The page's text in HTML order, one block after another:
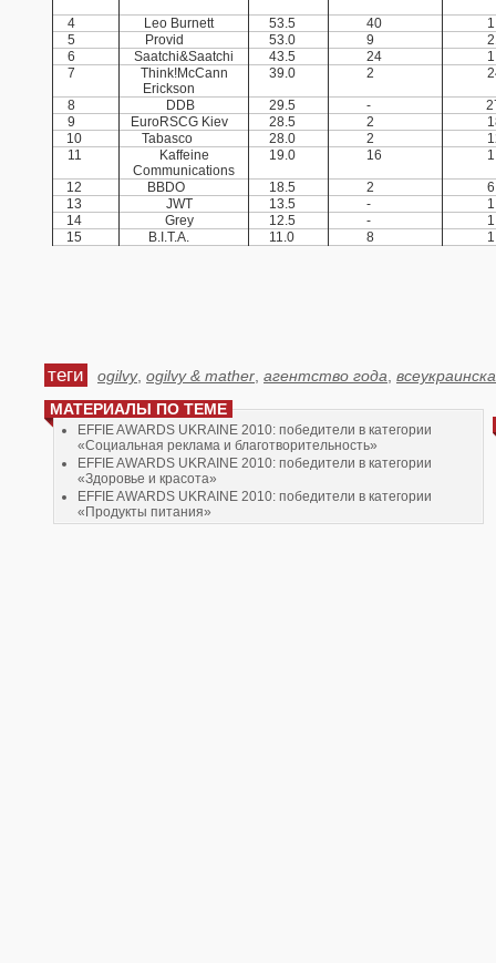
4 Leo Burnett 53.5 40
5
Provid 53.0 9
6
Saatchi&Saatchi 43.5 24
7
Think!McCann
Erickson
39.0 2
8 DDB 29.5 -
9
EuroRSCG Kiev 28.5 2
10
Tabasco 28.0 2
11
Kaffeine
Communications
19.0 16
12 BBDO 18.5 2
13
JWT 13.5 -
14
Grey 12.5 -
15
B.I.T.A. 11.0 8
теги ogilvy, ogilvy & mather агентство года
МАТЕРИАЛЫ ПО ТЕМЕ
EFFIE AWARDS UKRAINE 2010: победители в категории
«Социальная реклама и благотворительность»
EFFIE AWARDS UKRAINE 2010: победители в категории
«Здоровье и красота»
EFFIE AWARDS UKRAINE 2010: победители в категории
«Продукты питания»